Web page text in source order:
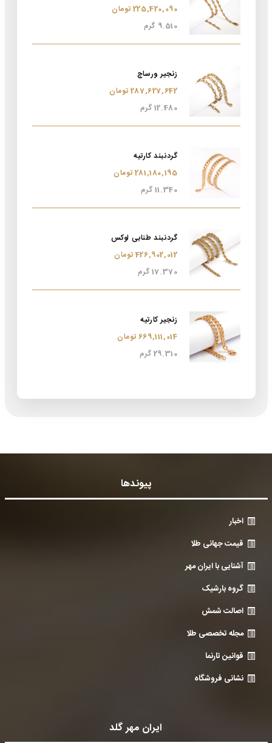
225,420,090 تومان
9.510 گرم
زنجیر ورساچ
287,627,642 تومان
12.480 گرم
گردنبند کارتیه
281,180,195 تومان
11.340 گرم
گردنبند طنابی لوکس
426,902,012 تومان
17.370 گرم
زنجیر کارتیه
669,111,014 تومان
29.310 گرم
پیوندها
اخبار
قیمت جهانی طلا
آشنایی با ایران مهر
گروه بارشیک
اصالت شمش
مجله تخصصی طلا
قوانین تارنما
نشانی فروشگاه
ایران مهر گلد